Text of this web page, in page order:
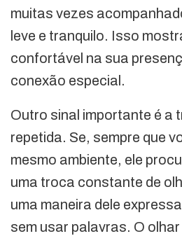
muitas vezes
leve e tranquilo. Isso
confortável na sua
conexão especial.
Outro sinal importante é a
repetida. Se, sempre que
mesmo ambiente, ele
uma troca constante de
uma maneira dele
sem usar palavras. O